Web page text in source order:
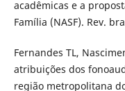
acadêmicas e a
Família (NASF). Rev.
Fernandes TL,
atribuições dos
região metropolitana do